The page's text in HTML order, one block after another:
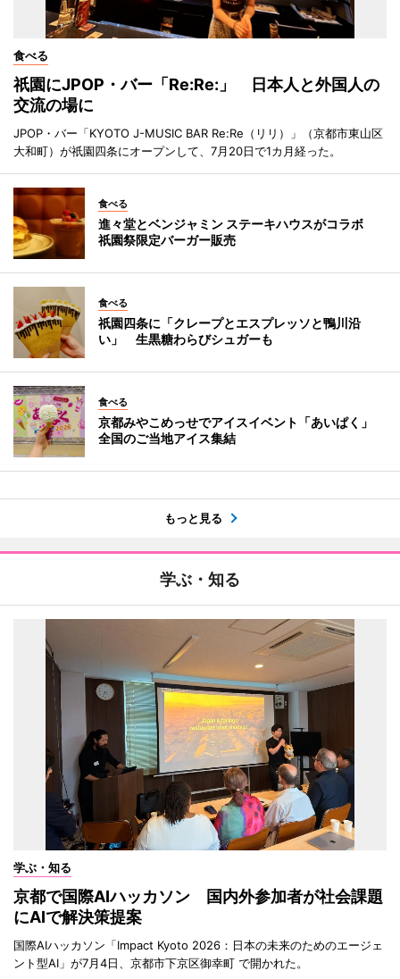
食べる
祇園にJPOP・バー「Re:Re:」 日本人と外国人の
交流の場に
JPOP・バー「KYOTO J-MUSIC BAR Re:Re（リリ）」（京都市東山区
大和町）が祇園四条にオープンして、7月20日で1カ月経った。
食べる
進々堂とベンジャミン ステーキハウスがコラボ
祇園祭限定バーガー販売
食べる
祇園四条に「クレープとエスプレッソと鴨川沿
い」 生黒糖わらびシュガーも
食べる
京都みやこめっせでアイスイベント「あいぱく」
全国のご当地アイス集結
もっと見る
学ぶ・知る
学ぶ・知る
京都で国際AIハッカソン 国内外参加者が社会課題
にAIで解決策提案
国際AIハッカソン「Impact Kyoto 2026：日本の未来のためのエージェ
ント型AI」が7月4日、京都市下京区御幸町 で開かれた。